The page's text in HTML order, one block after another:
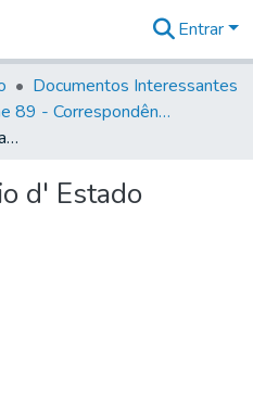
na
Entrar
Documentos Interessantes
Volume 89 - Correspondência do então Governador e Capitão General de São Paulo, Antonio Manoel de Mello Castro (1797-1802)
Carta ao Secretario d' Estado
d' Estado